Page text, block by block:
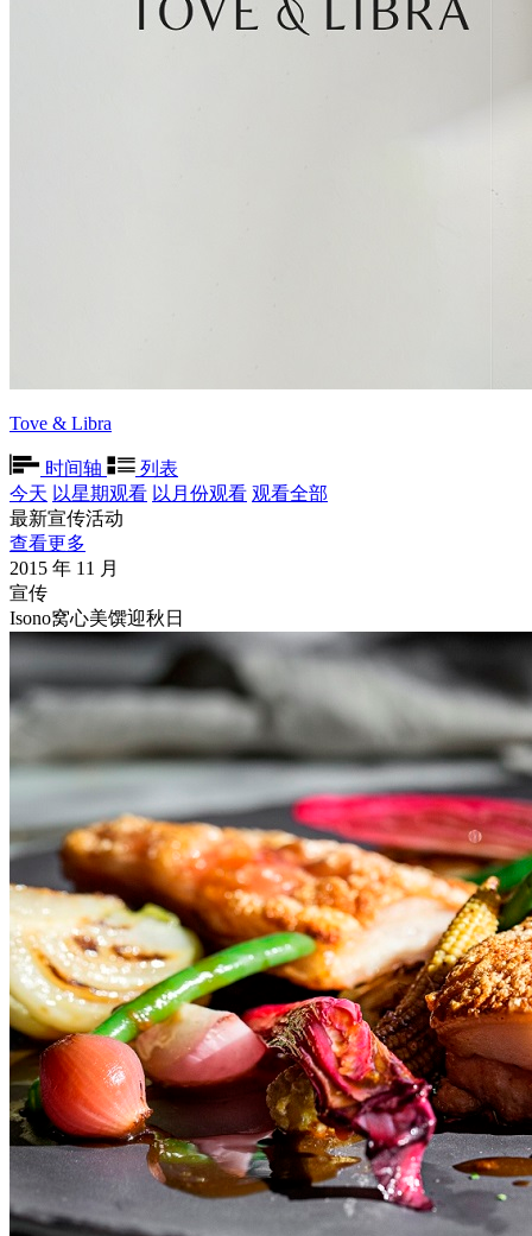
Tove & Libra
时间轴
列表
今天 以星期观看 以月份观看 观看全部
最新宣传活动
查看更多
2015 年 11 月
宣传
Isono窝心美馔迎秋日